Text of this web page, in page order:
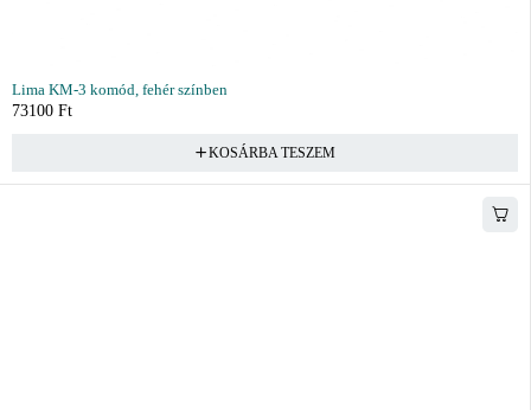
Lima KM-3 komód, fehér színben
73100 Ft
KOSÁRBA TESZEM